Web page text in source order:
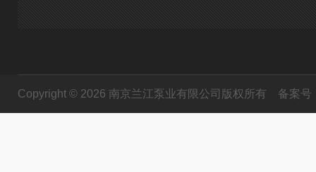
Copyright © 2026 南京兰江泵业有限公司版权所有 备案号